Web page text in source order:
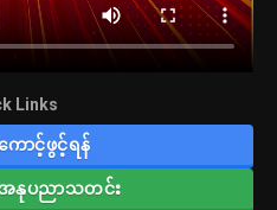
Links
ောင့်ဖွင့်ရန်
အနုပညာသတင်း